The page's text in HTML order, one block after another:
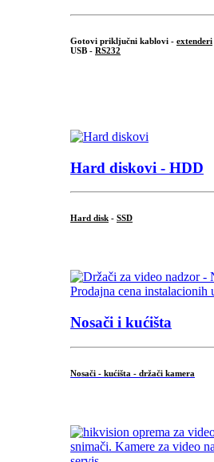
Gotovi priključni kablovi - extenderi
USB - RS232
Hard diskovi - HDD
Hard disk - SSD
Nosači i kućišta
Nosači - kućišta - držači kamera